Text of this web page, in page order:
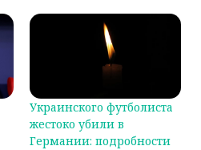
Украинского футболиста
жестоко убили в
Германии: подробности